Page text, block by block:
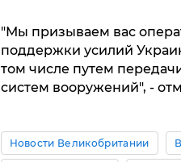
"Мы призываем вас
поддержки усилий
том числе путем
систем вооружений", -
Новости Великобритании